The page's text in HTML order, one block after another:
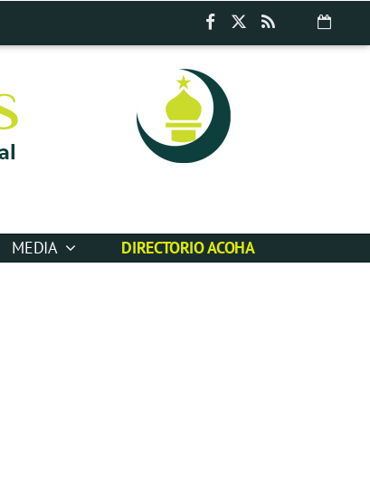
MEDIA DIRECTORIO ACOHA